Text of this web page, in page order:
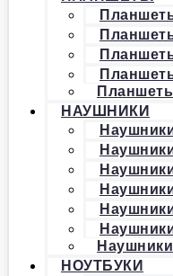
НАУШНИКИ
НОУТБУКИ